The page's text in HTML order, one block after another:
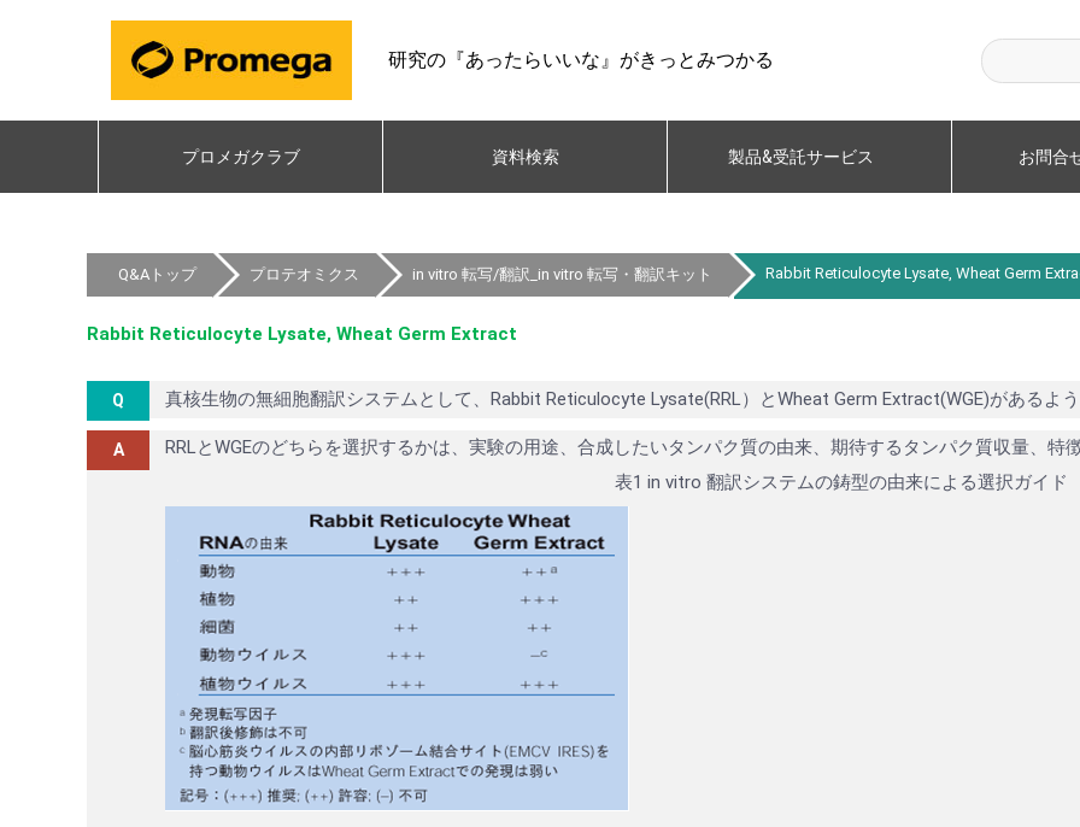
研究の『あったらいいな』がきっとみつかる
プロメガクラブ 資料検索 製品&受託サービス お問合
Q&Aトップ プロテオミクス in vitro 転写/翻訳_in vitro 転写・翻訳キット Rabbit Reticulocyte Lysate, Wheat Germ
Rabbit Reticulocyte Lysate, Wheat Germ Extract
真核生物の無細胞翻訳システムとして、Rabbit Reticulocyte Lysate(RRL）とWheat Germ Extract(WGE)があるよ
RRLとWGEのどちらを選択するかは、実験の用途、合成したいタンパク質の由来、期待するタンパク質収量、
表1 in vitro 翻訳システムの鋳型の由来による選択ガイド